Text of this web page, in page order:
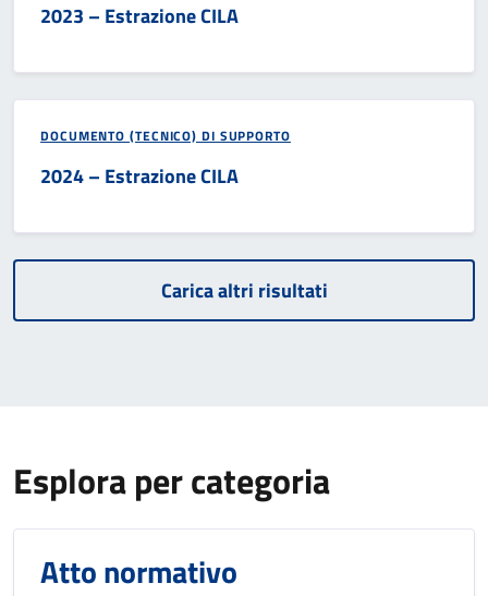
2023 – Estrazione CILA
DOCUMENTO (TECNICO) DI SUPPORTO
2024 – Estrazione CILA
Carica altri risultati
Esplora per categoria
Atto normativo